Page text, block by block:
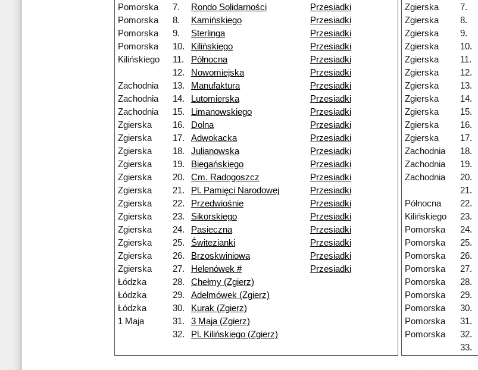
Pomorska
7. Rondo Solidarności
Przesiadki
Pomorska
8. Kamińskiego
Przesiadki
Pomorska
9. Sterlinga
Przesiadki
Pomorska
10. Kilińskiego
Przesiadki
Kilińskiego
11. Północna
Przesiadki
12.
Nowomiejska
Przesiadki
Zachodnia
13. Manufaktura
Przesiadki
Zachodnia
14. Lutomierska
Przesiadki
Zachodnia
15. Limanowskiego
Przesiadki
Zgierska
16. Dolna
Przesiadki
Zgierska
17. Adwokacka
Przesiadki
Zgierska
18. Julianowska
Przesiadki
Zgierska
19. Biegańskiego
Przesiadki
Zgierska
20. Cm. Radogoszcz
Przesiadki
Zgierska
21. Pl. Pamięci Narodowej
Przesiadki
Zgierska
22. Przedwiośnie
Przesiadki
Zgierska
23. Sikorskiego
Przesiadki
Zgierska
24. Pasieczna
Przesiadki
Zgierska
25. Świtezianki
Przesiadki
Zgierska
26. Brzoskwiniowa
Przesiadki
Zgierska
27. Helenówek #
Przesiadki
Łódzka
28.
Chełmy (Zgierz)
Łódzka
29.
Adelmówek (Zgierz)
Łódzka
30.
Kurak (Zgierz)
1 Maja
31.
3 Maja (Zgierz)
32.
Pl. Kilińskiego (Zgierz)
Zgierska
7.
Zgierska
8.
Zgierska
9.
Zgierska
10.
Zgierska
11.
Zgierska
12.
Zgierska
13.
Zgierska
14.
Zgierska
15.
Zgierska
16.
Zgierska
17.
Zachodnia
18.
Zachodnia
19.
Zachodnia
20.
21.
Północna
22.
Kilińskiego
23.
Pomorska
24.
Pomorska
25.
Pomorska
26.
Pomorska
27.
Pomorska
28.
Pomorska
29.
Pomorska
30.
Pomorska
31.
Pomorska
32.
33.